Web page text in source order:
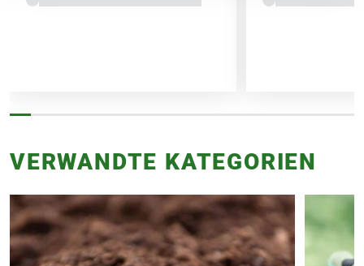
VERWANDTE KATEGORIEN